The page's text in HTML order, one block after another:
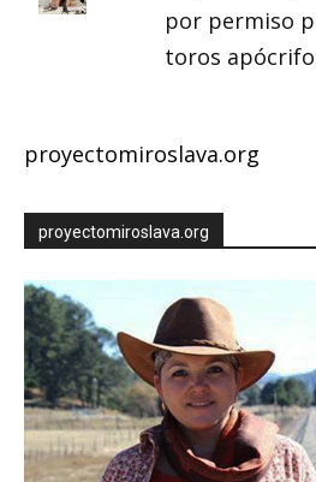
por permiso
toros
proyectomiroslava.org
proyectomiroslava.org